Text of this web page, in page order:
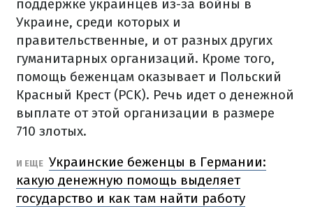
поддержке украинцев из-за войны в
Украине, среди которых и
правительственные, и от разных других
гуманитарных организаций. Кроме того,
помощь беженцам оказывает и Польский
Красный Крест (PCK). Речь идет о денежной
выплате от этой организации в размере
710 злотых.
И ЕЩЕ Украинские беженцы в Германии:
какую денежную помощь выделяет
государство и как там найти работу